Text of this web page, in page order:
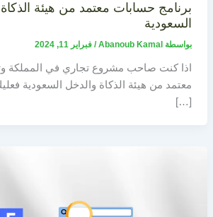
برنامج حسابات معتمد من هيئة
السعودية
بواسطة Abanoub Kamal
/ فبراير 11, 2024
اذا كنت صاحب مشروع تجاري في المملكة
معتمد من هيئة الذكاة والدخل السعودية
[…]